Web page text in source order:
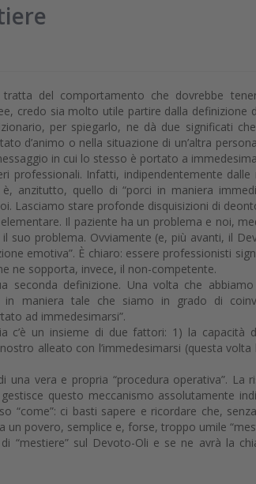
del comportamento che dovrebbe
credo sia molto utile partire dalla definizione
per spiegarlo, ne dà due significati
d’animo o nella situazione di un’altra
in cui lo stesso è portato a
professionali. Infatti, indipendentemente dalle
anzitutto, quello di “porci in maniera
Lasciamo stare profonde disquisizioni di
Il paziente ha un problema e noi,
suo problema. Ovviamente (e, più avanti, il
emotiva”. È chiaro: essere professionisti
ne sopporta, invece, il non-competente.
seconda definizione. Una volta che
in maniera tale che siamo in grado di
ad immedesimarsi”.
c’è un insieme di due fattori: 1) la capacità
alleato con l’immedesimarsi (questa
vera e propria “procedura operativa”. La
questo meccanismo assolutamente
ci basti sapere e ricordare che,
povero, semplice e, forse, troppo umile
“mestiere” sul Devoto-Oli e se ne avrà la